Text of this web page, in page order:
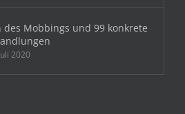
des Mobbings und 99 konkrete
2020